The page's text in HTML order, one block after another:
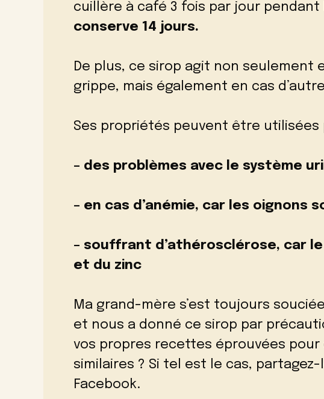
cuillère à café 3 fois par jour pendant
conserve 14 jours.
De plus, ce sirop agit non seulement
grippe, mais également en cas
Ses propriétés peuvent être utilisées
– des problèmes avec le système
– en cas d’anémie, car les oignons
– souffrant d’athérosclérose, car
et du zinc
Ma grand-mère s’est toujours
et nous a donné ce sirop par
vos propres recettes éprouvées pour
similaires ? Si tel est le cas,
Facebook.